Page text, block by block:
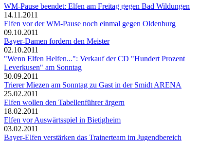
WM-Pause beendet: Elfen am Freitag gegen Bad Wildungen
14.11.2011
Elfen vor der WM-Pause noch einmal gegen Oldenburg
09.10.2011
Bayer-Damen fordern den Meister
02.10.2011
"Wenn Elfen Helfen...": Verkauf der CD "Hundert Prozent
Leverkusen" am Sonntag
30.09.2011
Trierer Miezen am Sonntag zu Gast in der Smidt ARENA
25.02.2011
Elfen wollen den Tabellenführer ärgern
18.02.2011
Elfen vor Auswärtsspiel in Bietigheim
03.02.2011
Bayer-Elfen verstärken das Trainerteam im Jugendbereich